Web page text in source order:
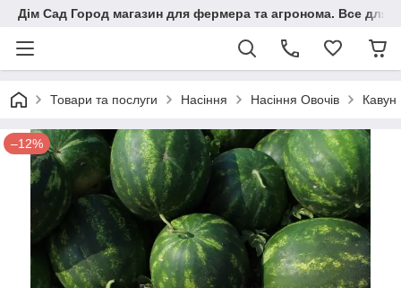
Дім Сад Город магазин для фермера та агронома. Все для
Товари та послуги Насіння Насіння Овочів
–12%